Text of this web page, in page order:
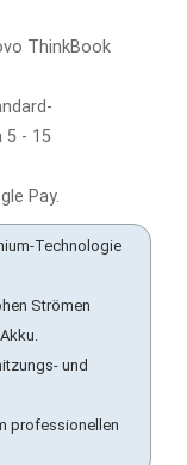
ThinkBook
5 - 15
Pay.
Technologie
Strömen
und
professionellen